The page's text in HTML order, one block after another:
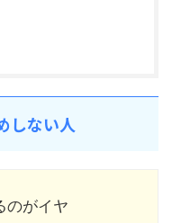
しない人
のがイヤ